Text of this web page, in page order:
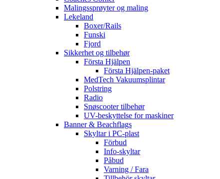
Malingssprøyter og maling
Lekeland
Boxer/Rails
Funski
Fjord
Sikkerhet og tilbehør
Första Hjälpen
Första Hjälpen-paket
MedTech Vakuumsplintar
Polstring
Radio
Snøscooter tilbehør
UV-beskyttelse for maskiner
Banner & Beachflags
Skyltar i PC-plast
Förbud
Info-skyltar
Påbud
Varning / Fara